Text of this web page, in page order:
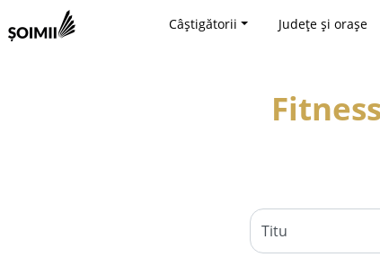
Câștigătorii Județe și orașe